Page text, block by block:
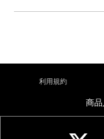
利用規約
商品